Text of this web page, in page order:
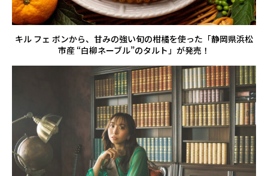
キル フェ ボンから、甘みの強い旬の柑橘を使った「静岡県浜松
市産 “白柳ネーブル”のタルト」が発売！